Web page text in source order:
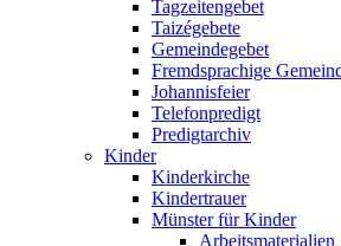
Tagzeitengebet
Taizégebete
Gemeindegebet
Fremdsprachige
Johannisfeier
Telefonpredigt
Predigtarchiv
Kinder
Kinderkirche
Kindertrauer
Münster für Kinder
Arbeitsmaterialien